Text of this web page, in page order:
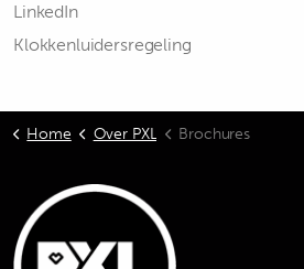
LinkedIn
Klokkenluidersregeling
Home Over PXL Brochures